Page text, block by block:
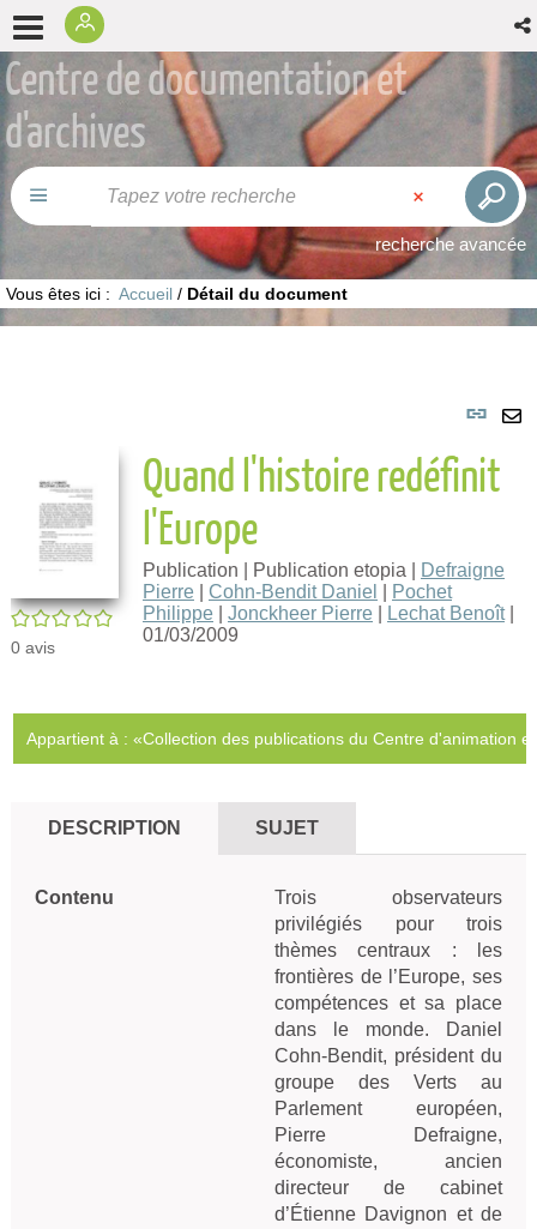
Centre de documentation et
d'archives
recherche avancée
Vous êtes ici : Accueil / Détail du document
/5
0 avis
Quand l'histoire redéfinit
l'Europe
Publication | Publication etopia
Defraigne
Pierre
Cohn-Bendit Daniel
Pochet
Philippe
Jonckheer Pierre Lechat Benoît
01/03/2009
Appartient à : «Collection des publications du Centre d'animation
DESCRIPTION SUJET
Contenu
Trois observateurs
privilégiés pour trois
thèmes centraux : les
frontières de l’Europe, ses
compétences et sa place
dans le monde. Daniel
Cohn-Bendit, président du
groupe des Verts au
Parlement européen,
Pierre Defraigne,
économiste, ancien
directeur de cabinet
d’Étienne Davignon et de